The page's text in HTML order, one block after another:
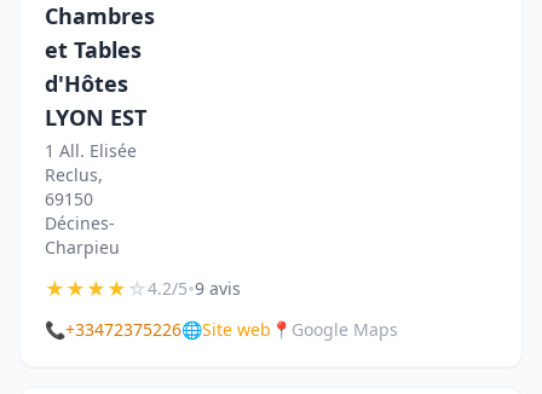
Chambres
et Tables
d'Hôtes
LYON EST
1 All. Elisée
Reclus,
69150
Décines-
Charpieu
★★★★☆4.2/5•9 avis
📞+33472375226🌐Site web 📍 Google Maps